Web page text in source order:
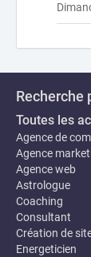
Recherche
Toutes les
Agence de
Agence
Agence web
Astrologue
Coaching
Consultant
Création de
Energeticien